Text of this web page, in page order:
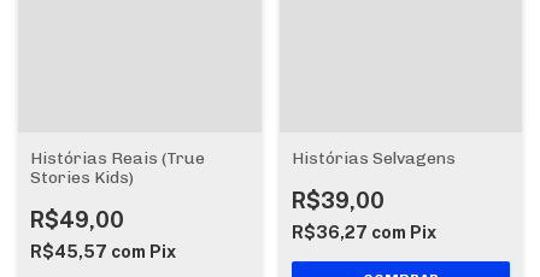
Histórias Reais (True
Stories Kids)
R$49,00
R$45,57 com Pix
Histórias Selvagens
R$39,00
R$36,27 com Pix